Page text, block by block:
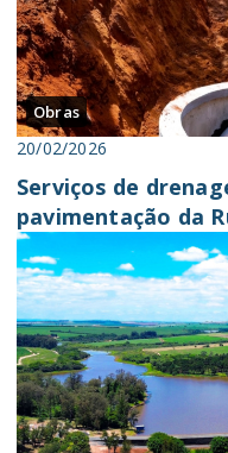
Obras
20/02/2026
Serviços de
pavimentação da